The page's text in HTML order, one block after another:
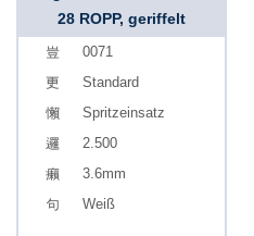
28 ROPP, geriffelt
0071
Standard
Spritzeinsatz
2.500
3.6mm
Weiß